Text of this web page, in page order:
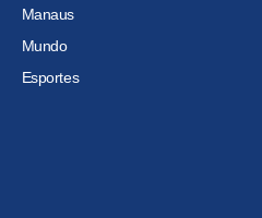
Manaus
Mundo
Esportes